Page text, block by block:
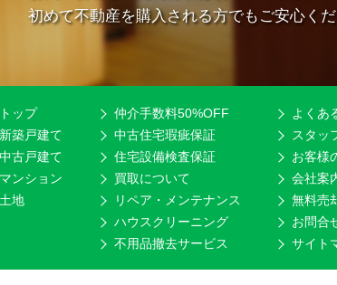
初めて不動産を購入される方でもご安心く
トップ
新築戸建て
中古戸建て
マンション
土地
仲介手数料50%OFF
中古住宅瑕疵保証
住宅設備検査保証
買取について
リペア・メンテナンス
ハウスクリーニング
不用品撤去サービス
よくあ
スタッ
お客様
会社案
無料売
お問合
サイト